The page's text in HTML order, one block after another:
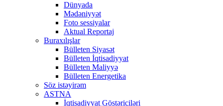
Dünyada
Mədəniyyət
Foto sessiyalar
Aktual Reportaj
Buraxılışlar
Bülleten Siyasət
Bülleten İqtisadiyyat
Bülleten Maliyyə
Bülleten Energetika
Söz istəyirəm
ASTNA
İqtisadiyyat Göstəriciləri